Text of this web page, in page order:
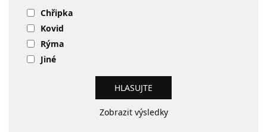
Chřipka
Kovid
Rýma
Jiné
Zobrazit výsledky